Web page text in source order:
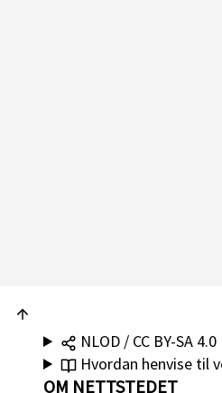
NLOD / CC BY-SA 4.0
Hvordan henvise til
OM NETTSTEDET